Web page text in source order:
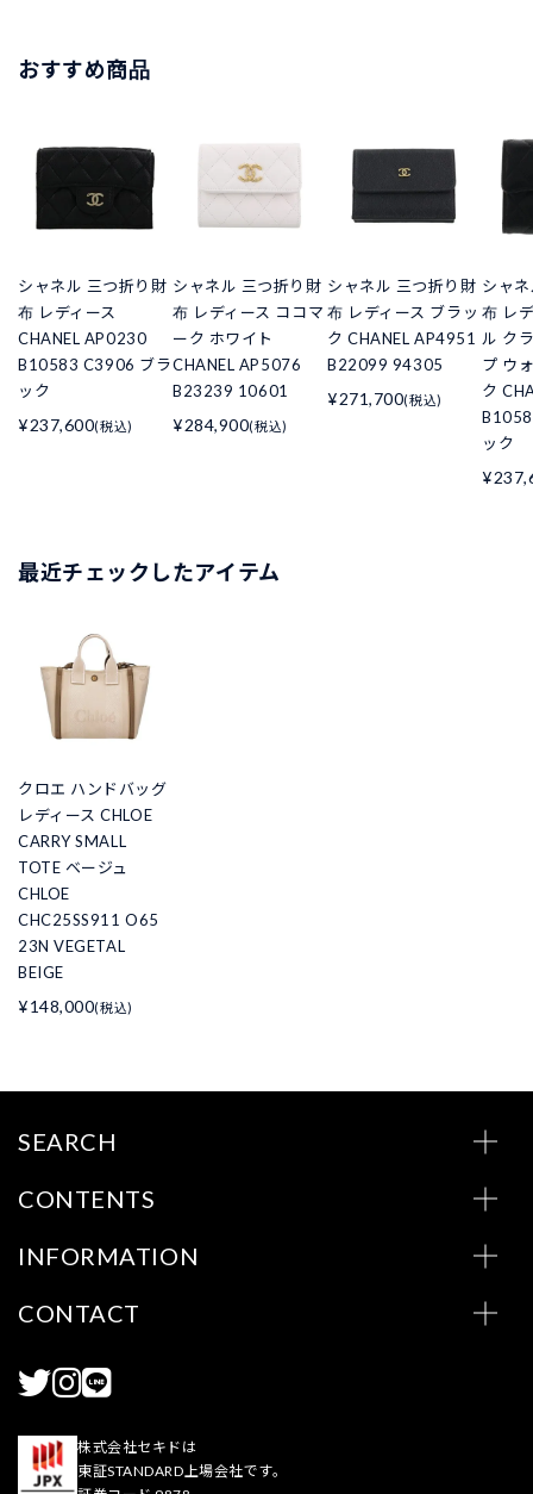
おすすめ商品
シャネル 三つ折り財
布 レディース
CHANEL AP0230
B10583 C3906 ブラ
ック
¥237,600(税込)
シャネル 三つ折り財
布 レディース ココマ
ーク ホワイト
CHANEL AP5076
B23239 10601
¥284,900(税込)
シャネル 三つ折り財
布 レディース ブラッ
ク CHANEL AP4951
B22099 94305
¥271,700(税込)
シャ
布 レ
ル ク
プ ウ
ク
ック
最近チェックしたアイテム
クロエ ハンドバッグ
レディース CHLOE
CARRY SMALL
TOTE ベージュ
CHLOE
CHC25SS911 O65
23N VEGETAL
BEIGE
¥148,000(税込)
SEARCH
CONTENTS
INFORMATION
CONTACT
株式会社セキドは
東証STANDARD上場会社です。